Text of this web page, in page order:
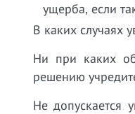
ущерба, если
В каких случаях
Ни при каких
решению
Не допускается